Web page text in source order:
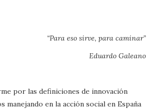
“Para eso sirve, para caminar”
Eduardo Galeano
por las definiciones de innovación
manejando en la acción social en España